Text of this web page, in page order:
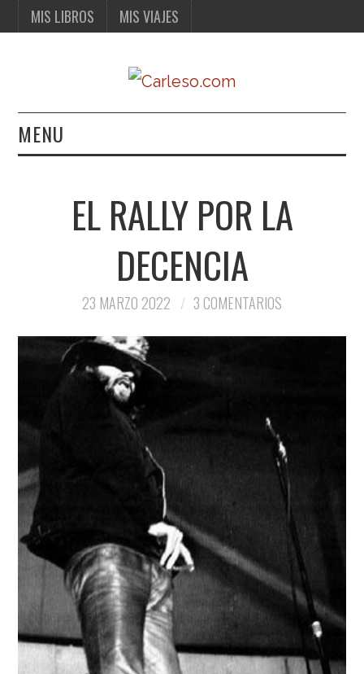
MIS LIBROS MIS VIAJES
MENU
MIS VIAJES
EL RALLY POR LA
DECENCIA
23 MARZO 2022 3 COMENTARIOS